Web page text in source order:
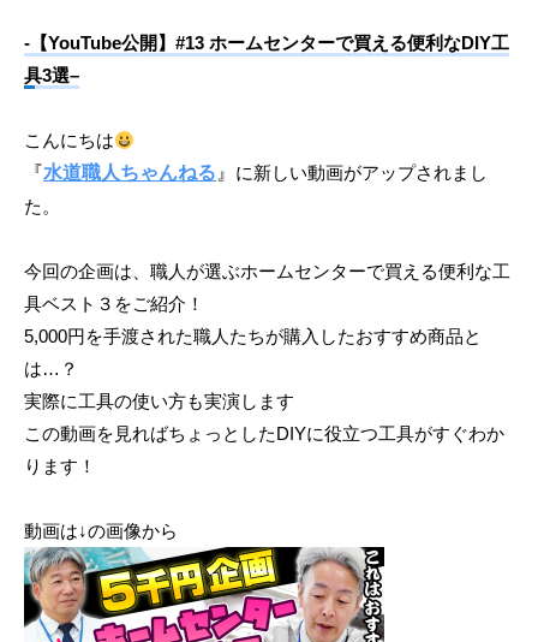
s
i
n
【News】
2025.06.25
–
2
5
-
0
7
-
3
y
N
V
-【YouTube公開】#13 ホームセンターで買える便利なDIY工
具3選–
こんにちは
『水道職人ちゃんねる 』 に新しい動画がアップされまし
た。
今回の企画は、職人が選ぶホームセンターで買える便利な工
具ベスト３をご紹介！
5,000円を手渡された職人たちが購入したおすすめ商品と
は…？
実際に工具の使い方も実演します
この動画を見ればちょっとしたDIYに役立つ工具がすぐわか
ります！
動画は↓の画像から